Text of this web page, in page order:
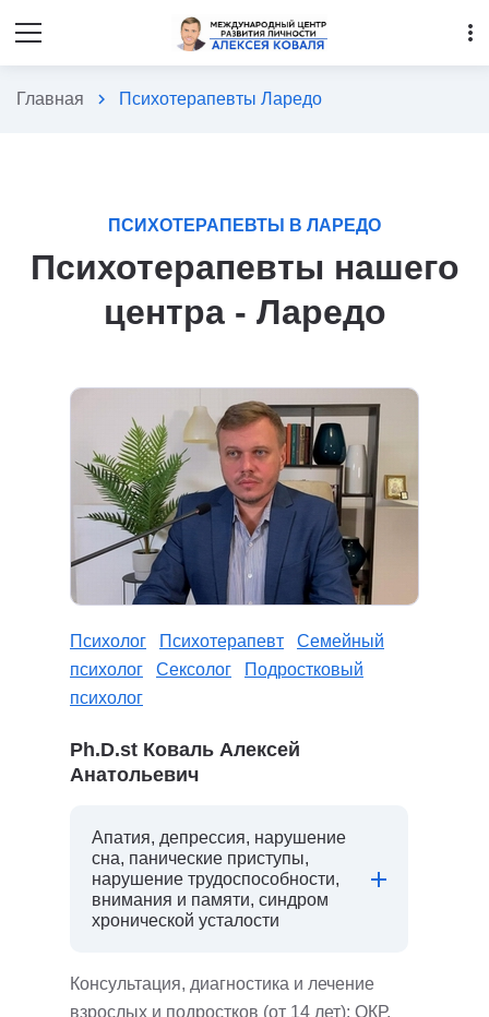
more_vert
Главная chevron_right Психотерапевты Ларедо
ПСИХОТЕРАПЕВТЫ В ЛАРЕДО
Психотерапевты нашего
центра - Ларедо
Психолог Психотерапевт
Семейный
психолог
Сексолог
Подростковый
психолог
Ph.D.st Коваль Алексей
Анатольевич
Апатия, депрессия, нарушение
сна, панические приступы,
нарушение трудоспособности,
внимания и памяти, синдром
хронической усталости
Консультация, диагностика и лечение
взрослых и подростков (от 14 лет): ОКР,